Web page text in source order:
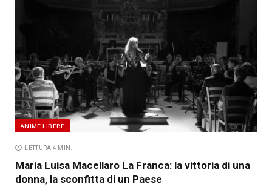
ANIME LIBERE
LETTURA 4 MIN.
Maria Luisa Macellaro La Franca: la vittoria di una
donna, la sconfitta di un Paese